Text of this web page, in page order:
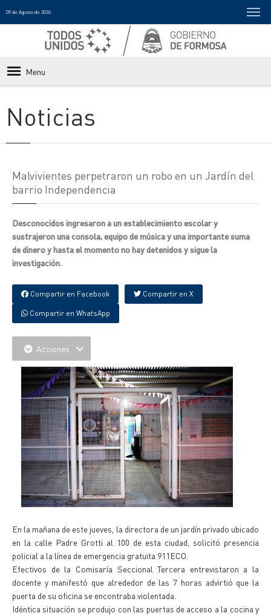
09 de Agosto de 2026
Menu
Noticias
Malvivientes perpetraron un robo en un Jardín del
barrio Independencia
Desconocidos ingresaron a un establecimiento escolar y
sustrajeron una consola, equipo de música y una importante suma
de dinero y hasta el momento no hay detenidos y sigue la
investigación.
Compartir en Facebook Compartir en X
Compartir en WhatsApp
Acciones
En la mañana de este jueves, la directora de un jardín privado ubicado
en la calle Padre Grotti al 100 de esta ciudad, solicitó presencia
policial a la línea de emergencia gratuita 911ECO.
Efectivos de la Comisaría Seccional Tercera entrevistaron a la
docente y manifestó que alrededor de las 7 horas advirtió que la
puerta de su oficina se encontraba violentada.
Idéntica situación se produjo con las puertas de acceso a la cocina y